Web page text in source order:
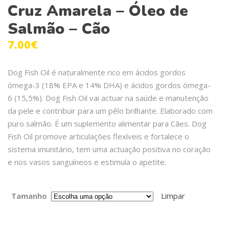
Cruz Amarela – Óleo de
Salmão – Cão
7.00€
Dog Fish Oil é naturalmente rico em ácidos gordos
ómega-3 (18% EPA e 14% DHA) e ácidos gordos ómega-
6 (15,5%). Dog Fish Oil vai actuar na saúde e manutenção
da pele e contribuir para um pêlo brilhante. Elaborado com
puro salmão. É um suplemento alimentar para Cães. Dog
Fish Oil promove articulações flexíveis e fortalece o
sistema imunitário, tem uma actuação positiva no coração
e nos vasos sanguíneos e estimula o apetite.
Tamanho Limpar